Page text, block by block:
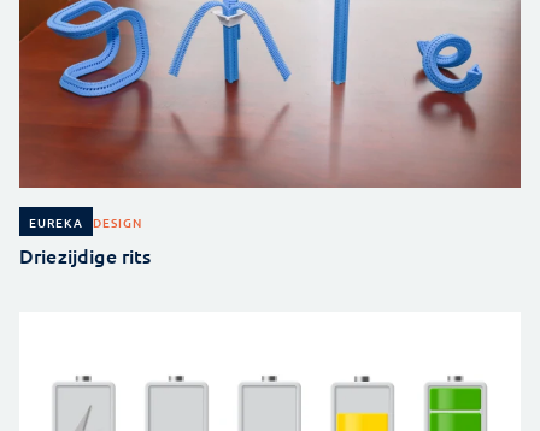
EUREKA DESIGN
Driezijdige rits